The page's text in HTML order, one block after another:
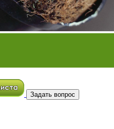
Задать вопрос